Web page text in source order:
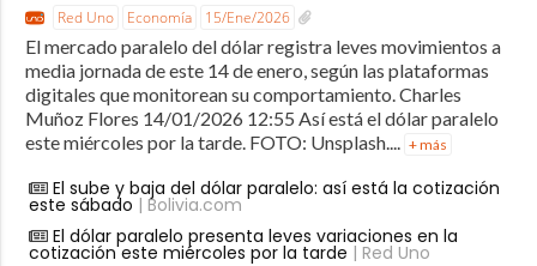
Red Uno Economía 15/Ene/2026
El mercado paralelo del dólar registra leves movimientos a
media jornada de este 14 de enero, según las plataformas
digitales que monitorean su comportamiento. Charles
Muñoz Flores 14/01/2026 12:55 Así está el dólar paralelo
este miércoles por la tarde. FOTO: Unsplash.... + más
El sube y baja del dólar paralelo: así está la cotización
este sábado | Bolivia.com
El dólar paralelo presenta leves variaciones en la
cotización este miércoles por la tarde | Red Uno